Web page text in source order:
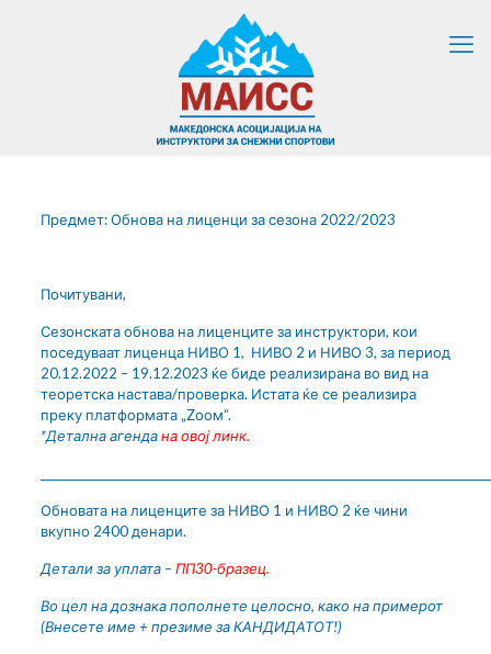
Предмет: Обнова на лиценци за сезона 2022/2023
Почитувани,
Сезонската обнова на лиценците за инструктори, кои
поседуваат лиценца НИВО 1, НИВО 2 и НИВО 3, за период
20.12.2022 – 19.12.2023 ќе биде реализирана во вид на
теоретска настава/проверка. Истата ќе се реализира
преку платформата „Zоом“.
*Детална агендана овој линк.
Обновата на лиценците за НИВО 1 и НИВО 2 ќе чини
вкупно 2400 денари.
Детали за уплата – ПП30-бразец.
Во цел на дознака пополнете целосно, како на примерот
(Внесете име + презиме за КАНДИДАТОТ!)